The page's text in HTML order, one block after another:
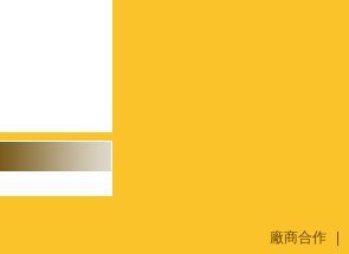
廠商合作